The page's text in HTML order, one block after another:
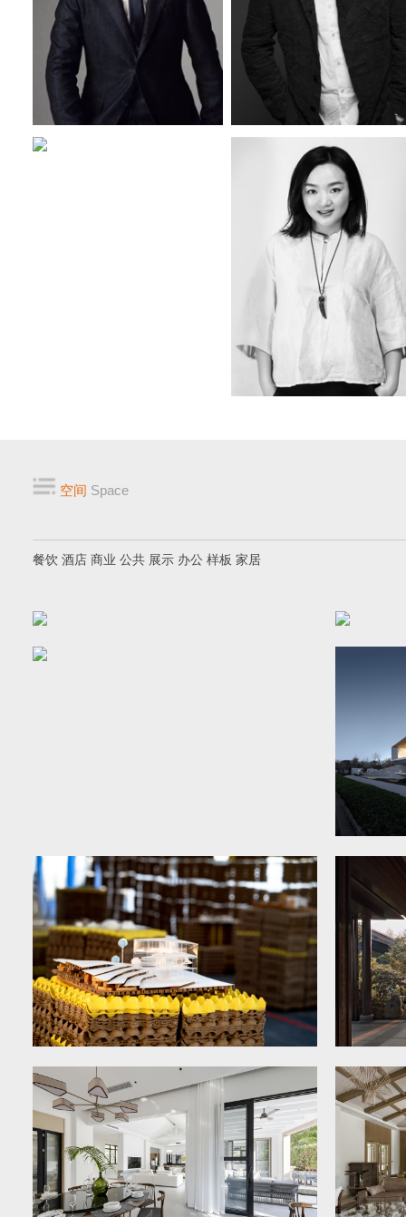
空间 Space
餐饮 酒店 商业 公共 展示 办公 样板 家居